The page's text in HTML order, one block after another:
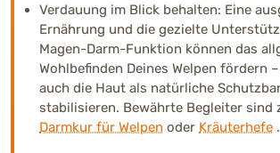
Verdauung im Blick behalten: Eine
Ernährung und die gezielte
Magen-Darm-Funktion können das
Wohlbefinden Deines Welpen fördern
auch die Haut als natürliche
stabilisieren. Bewährte Begleiter sind
Darmkur für Welpen oder Kräuterhefe .